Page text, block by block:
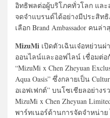
อิทธิพลต่อผู้บริโภคทั่วโลก และ
จดจำแบรนด์ได้อย่างมีประสิท
เลือก Brand Ambassador คนล่า
MizuMi เปิดตัวเฉินเจ๋อหย่วน
ออนไลน์และออฟไลน์ เชื่อมต่
“MizuMi x Chen Zheyuan
Aqua Oasis” ซึ่งกลายเป็น
อเอฟเฟกต์” บนโซเชียลอย่าง
MizuMi x Chen Zheyuan
พาร์ทเนอร์ด้านการจัดจำหน่า